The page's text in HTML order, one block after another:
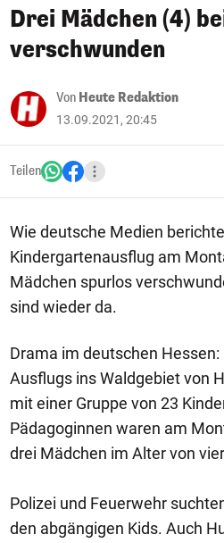
Drei Mädchen (4)
verschwunden
Von Heute Redaktion
13.09.2021, 20:45
Teilen
Wie deutsche Medien
Kindergartenausflug am
Mädchen spurlos
sind wieder da.
Drama im deutschen
Ausflugs ins Waldgebiet von
mit einer Gruppe von 23
Pädagoginnen waren am
drei Mädchen im Alter von
Polizei und Feuerwehr
den abgängigen Kids. Auch